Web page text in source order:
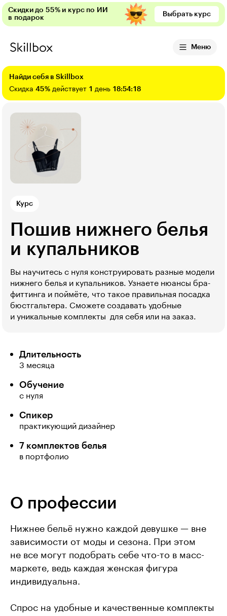
Скидки до 55% и курс по ИИ
в подарок
Выбрать курс
Меню
Найди себя в Skillbox
Скидка 45% действует 1 день 18:54:16
Курс
Пошив нижнего белья
и купальников
Вы научитесь с нуля конструировать разные модели
нижнего белья и купальников. Узнаете нюансы бра-
фиттинга и поймёте, что такое правильная посадка
бюстгальтера. Сможете создавать удобные
и уникальные комплекты  для себя или на заказ.
Длительность
3 месяца
Обучение
с нуля
Спикер
практикующий дизайнер
7 комплектов белья
в портфолио
О профессии
Нижнее бельё нужно каждой девушке — вне
зависимости от моды и сезона. При этом
не все могут подобрать себе что-то в масс-
маркете, ведь каждая женская фигура
индивидуальна.
Спрос на удобные и качественные комплекты